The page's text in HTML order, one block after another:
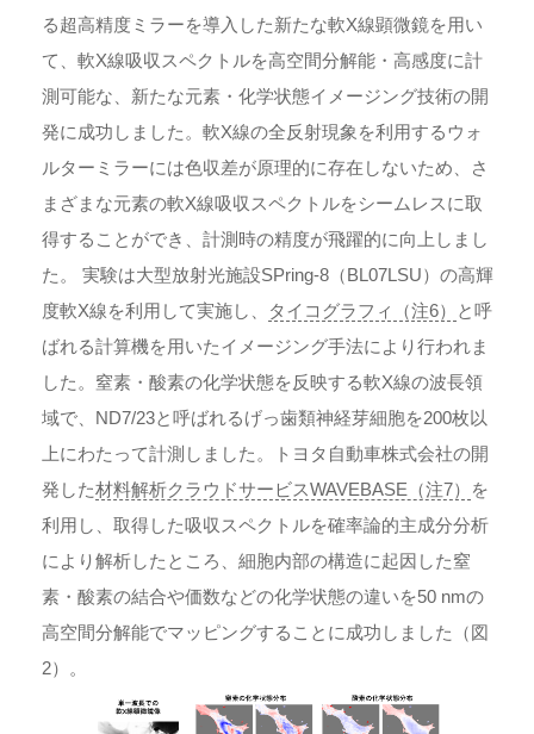
る超高精度ミラーを導入した新たな軟X線顕微鏡を用い
て、軟X線吸収スペクトルを高空間分解能・高感度に計
測可能な、新たな元素・化学状態イメージング技術の開
発に成功しました。軟X線の全反射現象を利用するウォ
ルターミラーには色収差が原理的に存在しないため、さ
まざまな元素の軟X線吸収スペクトルをシームレスに取
得することができ、計測時の精度が飛躍的に向上しまし
た。 実験は大型放射光施設SPring-8（BL07LSU）の高輝
度軟X線を利用して実施し、
タイコグラフィ（注6）
と呼
ばれる計算機を用いたイメージング手法により行われま
した。窒素・酸素の化学状態を反映する軟X線の波長領
域で、ND7/23と呼ばれるげっ歯類神経芽細胞を200枚以
上にわたって計測しました。トヨタ自動車株式会社の開
発した材料解析クラウドサービスWAVEBASE（注7）
を
利用し、取得した吸収スペクトルを確率論的主成分分析
により解析したところ、細胞内部の構造に起因した窒
素・酸素の結合や価数などの化学状態の違いを50 nmの
高空間分解能でマッピングすることに成功しました（図
2）。